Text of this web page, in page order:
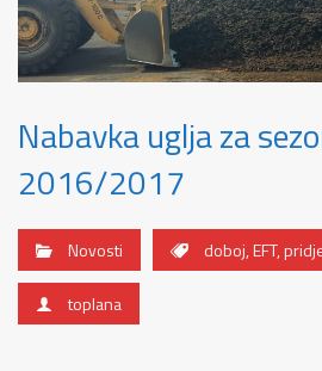
Nabavka uglja za
2016/2017
Novosti doboj,EFT,
toplana